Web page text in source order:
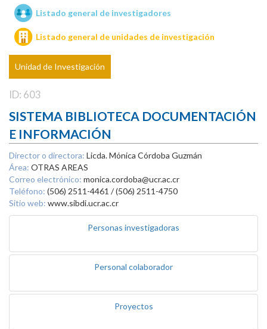
Unidades de investigación
Listado general de investigadores
Listado general de unidades de investigación
Unidad de Investigación
ID: 603
SISTEMA BIBLIOTECA DOCUMENTACIÓN
E INFORMACIÓN
Director o directora: Licda. Mónica Córdoba Guzmán
Área: OTRAS AREAS
Correo electrónico: monica.cordoba@ucr.ac.cr
Teléfono: (506) 2511-4461 / (506) 2511-4750
Sitio web: www.sibdi.ucr.ac.cr
Personas investigadoras
Personal colaborador
Proyectos